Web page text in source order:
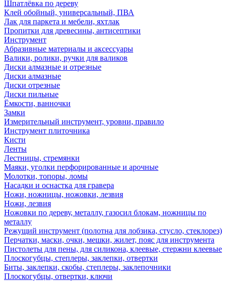
Шпатлёвка по дереву
Клей обойный, универсальный, ПВА
Лак для паркета и мебели, яхтлак
Пропитки для древесины, антисептики
Инструмент
Абразивные материалы и аксессуары
Валики, ролики, ручки для валиков
Диски алмазные и отрезные
Диски алмазные
Диски отрезные
Диски пильные
Ёмкости, ванночки
Замки
Измерительный инструмент, уровни, правило
Инструмент плиточника
Кисти
Ленты
Лестницы, стремянки
Маяки, уголки перфорированные и арочные
Молотки, топоры, ломы
Насадки и оснастка для гравера
Ножи, ножницы, ножовки, лезвия
Ножи, лезвия
Ножовки по дереву, металлу, газосил блокам, ножницы по
металлу
Режущий инструмент (полотна для лобзика, стусло, стеклорез)
Перчатки, маски, очки, мешки, жилет, пояс для инструмента
Пистолеты для пены, для силикона, клеевые, стержни клеевые
Плоскогубцы, степлеры, заклепки, отвертки
Биты, заклепки, скобы, степлеры, заклепочники
Плоскогубцы, отвертки, ключи